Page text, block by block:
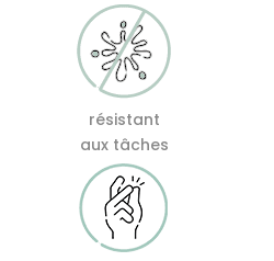
résistant
aux tâches